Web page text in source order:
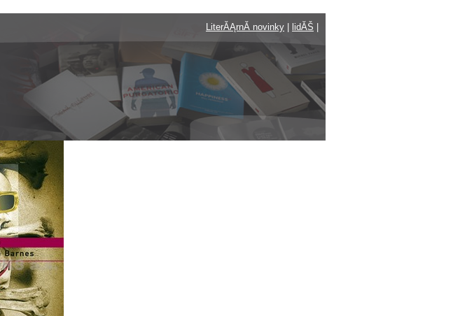
LiterĂĄrnĂ­ novinky
lidĂŠ